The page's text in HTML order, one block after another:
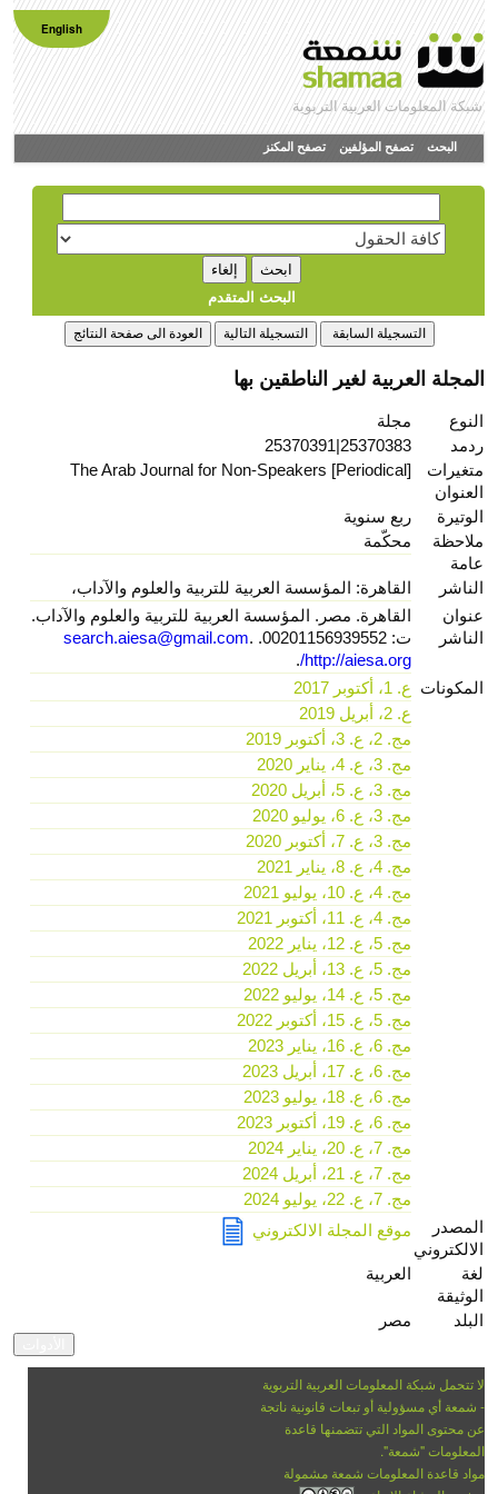
English
شبكة المعلومات العربية التربوية
البحث تصفح المؤلفين تصفح المكنز
البحث المتقدم
المجلة العربية لغير الناطقين بها
النوع
مجلة
ردمد
25370383|25370391
متغيرات
العنوان
The Arab Journal for Non-Speakers [Periodical]
الوتيرة
ربع سنوية
ملاحظة
عامة
محكّمة
الناشر
القاهرة: المؤسسة العربية للتربية والعلوم والآداب،
عنوان
الناشر
القاهرة. مصر. المؤسسة العربية للتربية والعلوم والآداب.
ت: 00201156939552.
search.aiesa@gmail.com.
http://aiesa.org/
.
المكونات ع. 1، أكتوبر 2017
ع. 2، أبريل 2019
مج. 2، ع. 3، أكتوبر 2019
مج. 3، ع. 4، يناير 2020
مج. 3، ع. 5، أبريل 2020
مج. 3، ع. 6، يوليو 2020
مج. 3، ع. 7، أكتوبر 2020
مج. 4، ع. 8، يناير 2021
مج. 4، ع. 10، يوليو 2021
مج. 4، ع. 11، أكتوبر 2021
مج. 5، ع. 12، يناير 2022
مج. 5، ع. 13، أبريل 2022
مج. 5، ع. 14، يوليو 2022
مج. 5، ع. 15، أكتوبر 2022
مج. 6، ع. 16، يناير 2023
مج. 6، ع. 17، أبريل 2023
مج. 6، ع. 18، يوليو 2023
مج. 6، ع. 19، أكتوبر 2023
مج. 7، ع. 20، يناير 2024
مج. 7، ع. 21، أبريل 2024
مج. 7، ع. 22، يوليو 2024
المصدر
الالكتروني
موقع المجلة الالكتروني
لغة
الوثيقة
العربية
البلد مصر
لا تتحمل شبكة المعلومات العربية التربوية
- شمعة أي مسؤولية أو تبعات قانونية ناتجة
عن محتوى المواد التي تتضمنها قاعدة
المعلومات "شمعة".
مواد قاعدة المعلومات شمعة مشمولة